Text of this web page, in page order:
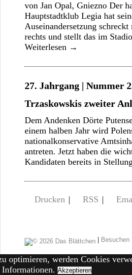
von Jan Opal, Gniezno Der
Hauptstadtklub Legia hat
Auseinandersetzung
rechts und stellt das im
Weiterlesen →
27. Jahrgang | Nummer
Trzaskowskis zweiter
Dem Andenken Dörte
einem halben Jahr wird
nationalkonservative
antreten. Jetzt haben die
Kandidaten bereits in
Drucken | RSS |
|
optimieren, werden Cookies
Informationen. Akzeptieren